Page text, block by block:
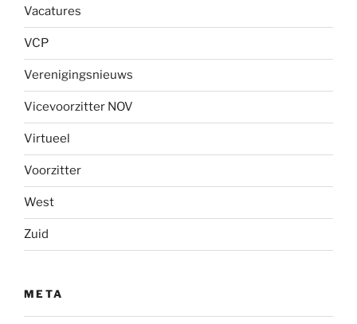
Vacatures
VCP
Verenigingsnieuws
Vicevoorzitter NOV
Virtueel
Voorzitter
West
Zuid
META